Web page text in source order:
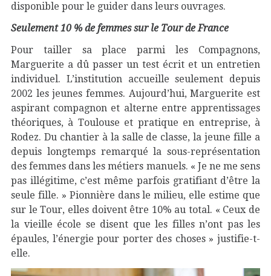
disponible pour le guider dans leurs ouvrages.
Seulement 10 % de femmes sur le Tour de France
Pour tailler sa place parmi les Compagnons,
Marguerite a dû passer un test écrit et un entretien
individuel. L’institution accueille seulement depuis
2002 les jeunes femmes. Aujourd’hui, Marguerite est
aspirant compagnon et alterne entre apprentissages
théoriques, à Toulouse et pratique en entreprise, à
Rodez. Du chantier à la salle de classe, la jeune fille a
depuis longtemps remarqué la sous-représentation
des femmes dans les métiers manuels. « Je ne me sens
pas illégitime, c’est même parfois gratifiant d’être la
seule fille. » Pionnière dans le milieu, elle estime que
sur le Tour, elles doivent être 10% au total. « Ceux de
la vieille école se disent que les filles n’ont pas les
épaules, l’énergie pour porter des choses » justifie-t-
elle.